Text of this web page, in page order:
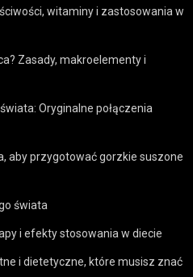
witaminy i zastosowania w
Zasady, makroelementy i
Oryginalne połączenia
aby przygotować gorzkie suszone
świata
i efekty stosowania w diecie
i dietetyczne, które musisz znać